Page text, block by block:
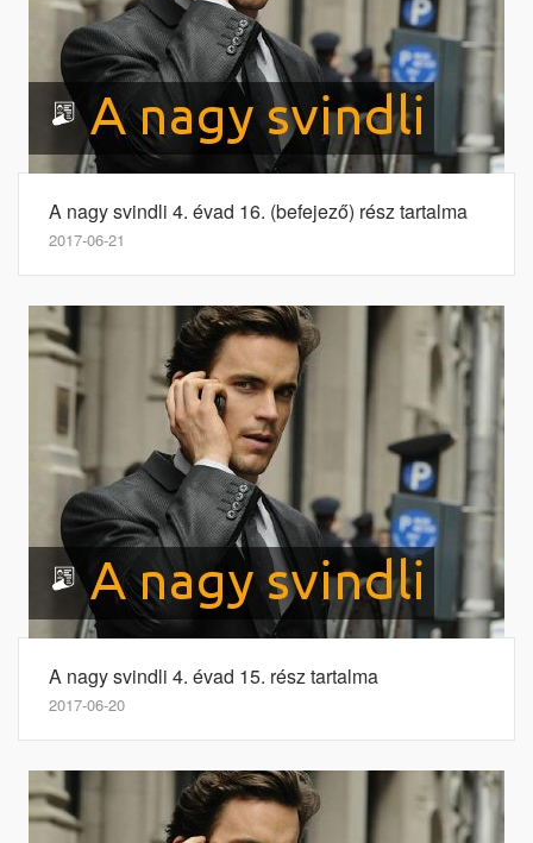
A nagy svindli 4. évad 16. (befejező) rész tartalma
2017-06-21
A nagy svindli 4. évad 15. rész tartalma
2017-06-20